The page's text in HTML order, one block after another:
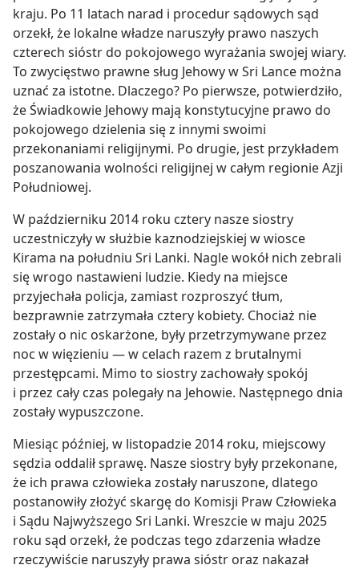
kraju. Po 11 latach narad i procedur sądowych sąd
orzekł, że lokalne władze naruszyły prawo naszych
czterech sióstr do pokojowego wyrażania swojej wiary.
To zwycięstwo prawne sług Jehowy w Sri Lance można
uznać za istotne. Dlaczego? Po pierwsze, potwierdziło,
że Świadkowie Jehowy mają konstytucyjne prawo do
pokojowego dzielenia się z innymi swoimi
przekonaniami religijnymi. Po drugie, jest przykładem
poszanowania wolności religijnej w całym regionie Azji
Południowej.
W październiku 2014 roku cztery nasze siostry
uczestniczyły w służbie kaznodziejskiej w wiosce
Kirama na południu Sri Lanki. Nagle wokół nich zebrali
się wrogo nastawieni ludzie. Kiedy na miejsce
przyjechała policja, zamiast rozproszyć tłum,
bezprawnie zatrzymała cztery kobiety. Chociaż nie
zostały o nic oskarżone, były przetrzymywane przez
noc w więzieniu — w celach razem z brutalnymi
przestępcami. Mimo to siostry zachowały spokój
i przez cały czas polegały na Jehowie. Następnego dnia
zostały wypuszczone.
Miesiąc później, w listopadzie 2014 roku, miejscowy
sędzia oddalił sprawę. Nasze siostry były przekonane,
że ich prawa człowieka zostały naruszone, dlatego
postanowiły złożyć skargę do Komisji Praw Człowieka
i Sądu Najwyższego Sri Lanki. Wreszcie w maju 2025
roku sąd orzekł, że podczas tego zdarzenia władze
rzeczywiście naruszyły prawa sióstr oraz nakazał